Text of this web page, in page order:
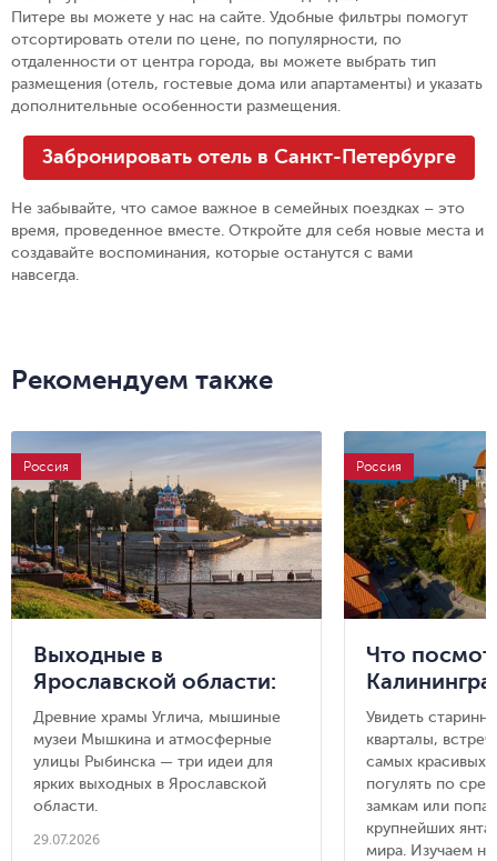
Питере вы можете у нас на сайте. Удобные фильтры помогут
отсортировать отели по цене, по популярности, по
отдаленности от центра города, вы можете выбрать тип
размещения (отель, гостевые дома или апартаменты) и указать
дополнительные особенности размещения.
Забронировать отель в Санкт-Петербурге
Не забывайте, что самое важное в семейных поездках – это
время, проведенное вместе. Откройте для себя новые места и
создавайте воспоминания, которые останутся с вами
навсегда.
Рекомендуем также
Россия
Выходные в
Ярославской области:
Углич, Мышкин и
Рыбинск
Древние храмы Углича, мышиные
музеи Мышкина и атмосферные
улицы Рыбинска — три идеи для
ярких выходных в Ярославской
области.
29.07.2026
Россия
Что
области: 8
городов,
съездить из
Увидеть
кварталы,
самых красивых
погулять по
замкам или
крупнейших
мира. Изучаем